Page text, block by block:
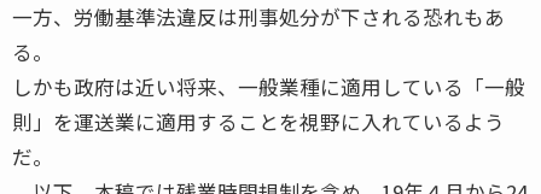
一方、労働基準法違反は刑事処分が下される恐れもあ
る。
しかも政府は近い将来、一般業種に適用している「一般
則」を運送業に適用することを視野に入れているよう
だ。